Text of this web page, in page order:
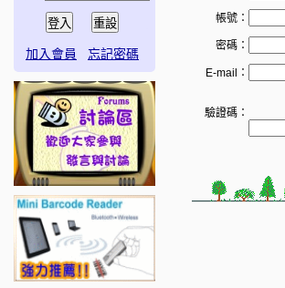
加入會員 忘記密碼
帳號：
密碼：
E-mail：
驗證碼：